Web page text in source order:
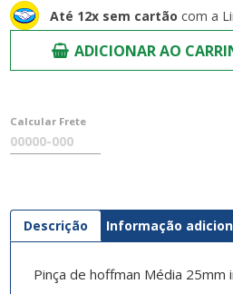
Até 12x sem cartão com a
ADICIONAR AO
Calcular Frete
Descrição Informação
Pinça de hoffman Média